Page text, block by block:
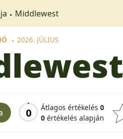
Middlewest
2026. JÚLIUS
0 Átlagos értékelés 0
0 értékelés alapján